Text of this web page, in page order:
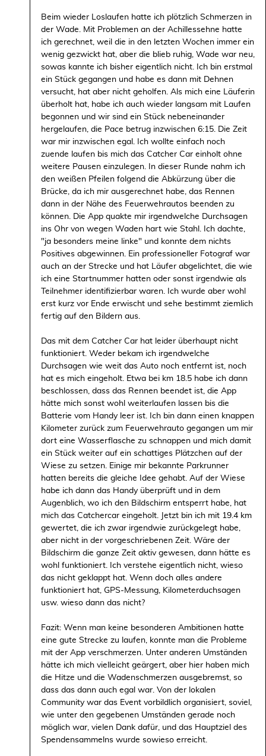
Beim wieder Loslaufen hatte ich plötzlich Schmerzen in
der Wade. Mit Problemen an der Achillessehne hatte
ich gerechnet, weil die in den letzten Wochen immer ein
wenig gezwickt hat, aber die blieb ruhig, Wade war neu,
sowas kannte ich bisher eigentlich nicht. Ich bin erstmal
ein Stück gegangen und habe es dann mit Dehnen
versucht, hat aber nicht geholfen. Als mich eine Läuferin
überholt hat, habe ich auch wieder langsam mit Laufen
begonnen und wir sind ein Stück nebeneinander
hergelaufen, die Pace betrug inzwischen 6:15. Die Zeit
war mir inzwischen egal. Ich wollte einfach noch
zuende laufen bis mich das Catcher Car einholt ohne
weitere Pausen einzulegen. In dieser Runde nahm ich
den weißen Pfeilen folgend die Abkürzung über die
Brücke, da ich mir ausgerechnet habe, das Rennen
dann in der Nähe des Feuerwehrautos beenden zu
können. Die App quakte mir irgendwelche Durchsagen
ins Ohr von wegen Waden hart wie Stahl. Ich dachte,
"ja besonders meine linke" und konnte dem nichts
Positives abgewinnen. Ein professioneller Fotograf war
auch an der Strecke und hat Läufer abgelichtet, die wie
ich eine Startnummer hatten oder sonst irgendwie als
Teilnehmer identifizierbar waren. Ich wurde aber wohl
erst kurz vor Ende erwischt und sehe bestimmt ziemlich
fertig auf den Bildern aus.
Das mit dem Catcher Car hat leider überhaupt nicht
funktioniert. Weder bekam ich irgendwelche
Durchsagen wie weit das Auto noch entfernt ist, noch
hat es mich eingeholt. Etwa bei km 18.5 habe ich dann
beschlossen, dass das Rennen beendet ist, die App
hätte mich sonst wohl weiterlaufen lassen bis die
Batterie vom Handy leer ist. Ich bin dann einen knappen
Kilometer zurück zum Feuerwehrauto gegangen um mir
dort eine Wasserflasche zu schnappen und mich damit
ein Stück weiter auf ein schattiges Plätzchen auf der
Wiese zu setzen. Einige mir bekannte Parkrunner
hatten bereits die gleiche Idee gehabt. Auf der Wiese
habe ich dann das Handy überprüft und in dem
Augenblich, wo ich den Bildschirm entsperrt habe, hat
mich das Catchercar eingeholt. Jetzt bin ich mit 19.4 km
gewertet, die ich zwar irgendwie zurückgelegt habe,
aber nicht in der vorgeschriebenen Zeit. Wäre der
Bildschirm die ganze Zeit aktiv gewesen, dann hätte es
wohl funktioniert. Ich verstehe eigentlich nicht, wieso
das nicht geklappt hat. Wenn doch alles andere
funktioniert hat, GPS-Messung, Kilometerduchsagen
usw. wieso dann das nicht?
Fazit: Wenn man keine besonderen Ambitionen hatte
eine gute Strecke zu laufen, konnte man die Probleme
mit der App verschmerzen. Unter anderen Umständen
hätte ich mich vielleicht geärgert, aber hier haben mich
die Hitze und die Wadenschmerzen ausgebremst, so
dass das dann auch egal war. Von der lokalen
Community war das Event vorbildlich organisiert, soviel,
wie unter den gegebenen Umständen gerade noch
möglich war, vielen Dank dafür, und das Hauptziel des
Spendensammelns wurde sowieso erreicht.